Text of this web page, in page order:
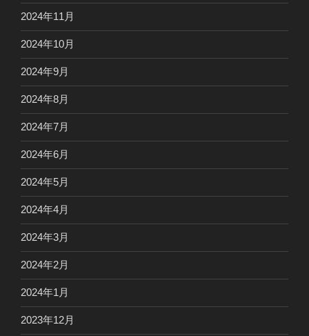
2024年11月
2024年10月
2024年9月
2024年8月
2024年7月
2024年6月
2024年5月
2024年4月
2024年3月
2024年2月
2024年1月
2023年12月